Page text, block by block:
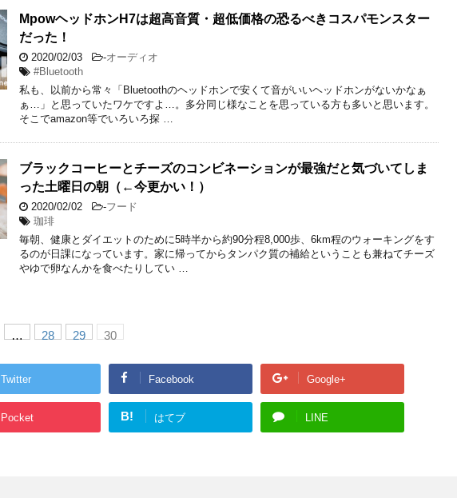
MpowヘッドホンH7は超高音質・超低価格の恐るべきコスパモンスター
だった！
2020/02/03 -オーディオ
#Bluetooth
私も、以前から常々「Bluetoothのヘッドホンで安くて音がいいヘッドホンがないかなぁ
ぁ…」と思っていたワケですよ…。多分同じ様なことを思っている方も多いと思います。
そこでamazon等でいろいろ探 …
ブラックコーヒーとチーズのコンビネーションが最強だと気づいてしま
った土曜日の朝（←今更かい！）
2020/02/02 -フード
珈琲
毎朝、健康とダイエットのために5時半から約90分程8,000歩、6km程のウォーキングをす
るのが日課になっています。家に帰ってからタンパク質の補給ということも兼ねてチーズ
やゆで卵なんかを食べたりしてい …
… 28 29 30
Twitter Facebook Google+
Pocket B! はてブ LINE